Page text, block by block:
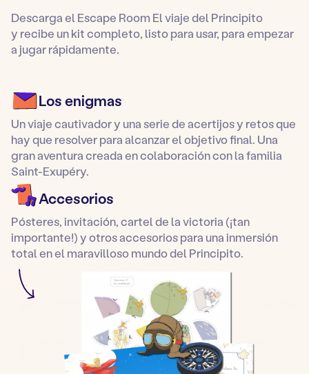
Descarga el Escape Room El viaje del Principito
y recibe un kit completo, listo para usar, para empezar
a jugar rápidamente.
Los enigmas
Un viaje cautivador y una serie de acertijos y retos que
hay que resolver para alcanzar el objetivo final. Una
gran aventura creada en colaboración con la familia
Saint-Exupéry.
Accesorios
Pósteres, invitación, cartel de la victoria (¡tan
importante!) y otros accesorios para una inmersión
total en el maravilloso mundo del Principito.